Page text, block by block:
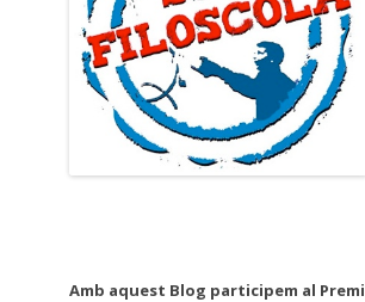
Amb aquest Blog participem al Premi